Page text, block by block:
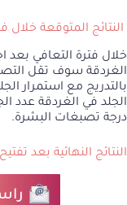
النتائج المتوقعة خلال
خلال فترة التعافي بعد
بالتدريج مع استمرار
الجلد في الغردقة عدد
درجة تصبغات البشرة.
النتائج النهائية بعد